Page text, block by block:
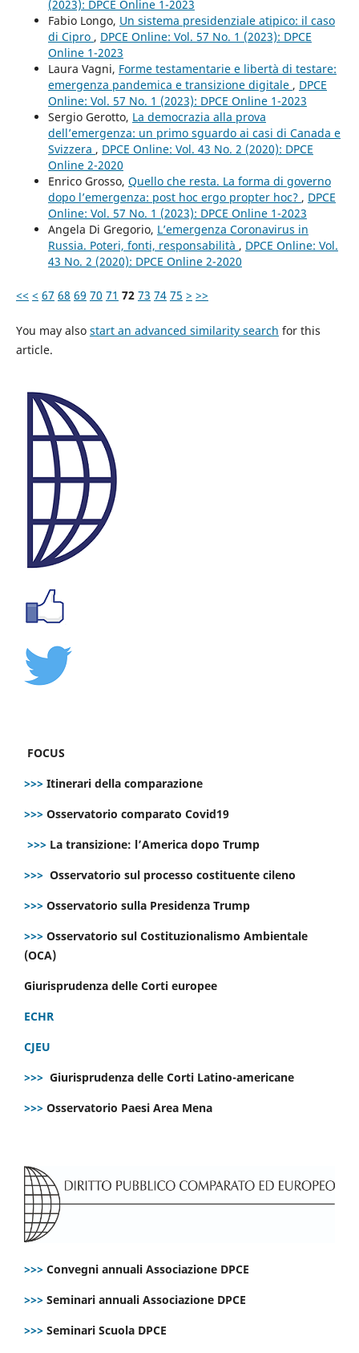
(2023): DPCE Online 1-2023
Fabio Longo, Un sistema presidenziale atipico: il caso
di Cipro , DPCE Online: Vol. 57 No. 1 (2023): DPCE
Online 1-2023
Laura Vagni, Forme testamentarie e libertà di testare:
emergenza pandemica e transizione digitale , DPCE
Online: Vol. 57 No. 1 (2023): DPCE Online 1-2023
Sergio Gerotto, La democrazia alla prova
dell’emergenza: un primo sguardo ai casi di Canada e
Svizzera , DPCE Online: Vol. 43 No. 2 (2020): DPCE
Online 2-2020
Enrico Grosso, Quello che resta. La forma di governo
dopo l’emergenza: post hoc ergo propter hoc? , DPCE
Online: Vol. 57 No. 1 (2023): DPCE Online 1-2023
Angela Di Gregorio, L’emergenza Coronavirus in
Russia. Poteri, fonti, responsabilità , DPCE Online: Vol.
43 No. 2 (2020): DPCE Online 2-2020
<< < 67 68 69 70 71 72 73 74 75 > >>
You may also start an advanced similarity search for this
article.
FOCUS
>>> Itinerari della comparazione
>>> Osservatorio comparato Covid19
>>> La transizione: l’America dopo Trump
>>> Osservatorio sul processo costituente cileno
>>> Osservatorio sulla Presidenza Trump
>>> Osservatorio sul Costituzionalismo Ambientale
(OCA)
Giurisprudenza delle Corti europee
ECHR
CJEU
>>> Giurisprudenza delle Corti Latino-americane
>>> Osservatorio Paesi Area Mena
>>> Convegni annuali Associazione DPCE
>>> Seminari annuali Associazione DPCE
>>> Seminari Scuola DPCE